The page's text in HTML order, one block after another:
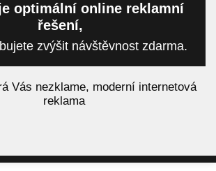
optimální online reklamní
řešení,
zvýšit návštěvnost zdarma.
Vás nezklame, moderní internetová
reklama